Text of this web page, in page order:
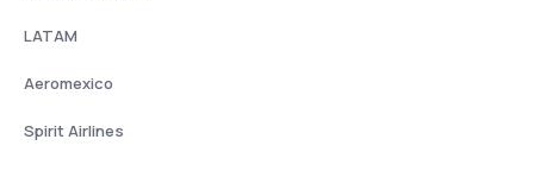
LATAM
Aeromexico
Spirit Airlines